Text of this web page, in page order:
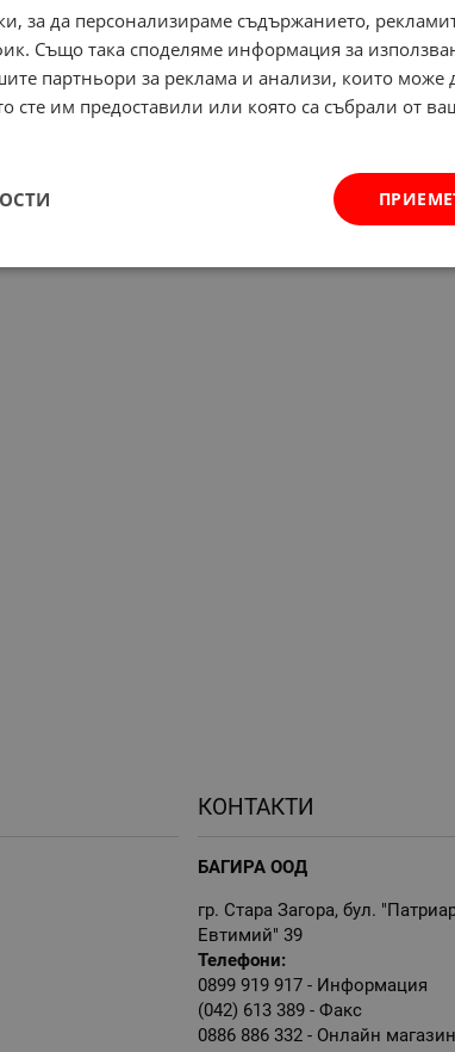
КОНТАКТИ
БАГИРА ООД
гр. Стара Загора, бул.
Евтимий" 39
Телефони:
0899 919 917 - Информация
(042) 613 389 - Факс
0886 886 332 - Онлайн магазин
за да персонализираме съдържанието,
Също така споделяме информация за
партньори за реклама и анализи, които може
сте им предоставили или която са събрали от